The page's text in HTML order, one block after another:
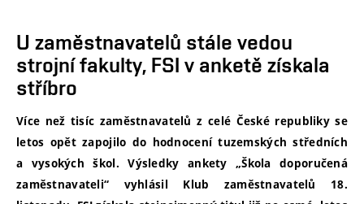
U zaměstnavatelů stále vedou
strojní fakulty, FSI v anketě získala
stříbro
Více než tisíc zaměstnavatelů z celé České republiky se
letos opět zapojilo do hodnocení tuzemských středních
a vysokých škol. Výsledky ankety „Škola doporučená
zaměstnavateli“ vyhlásil Klub zaměstnavatelů 18.